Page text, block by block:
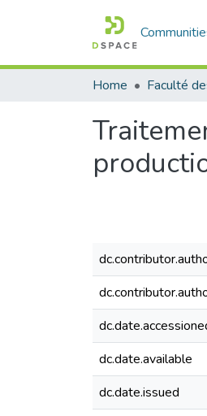
Home
dc.date.available
dc.date.issued